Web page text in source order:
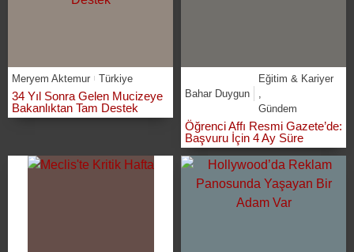
Meryem Aktemur Türkiye
34 Yıl Sonra Gelen Mucizeye
Bakanlıktan Tam Destek
Bahar Duygun
Eğitim & Kariyer
Gündem
Öğrenci Affı Resmi Gazete’de:
Başvuru İçin 4 Ay Süre